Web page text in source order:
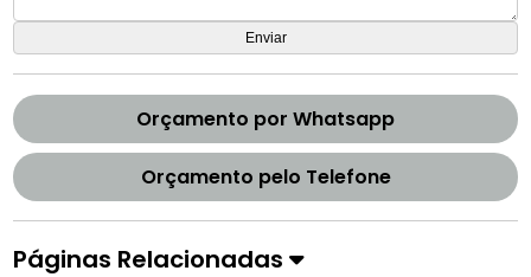
Orçamento por Whatsapp
Orçamento pelo Telefone
Páginas Relacionadas